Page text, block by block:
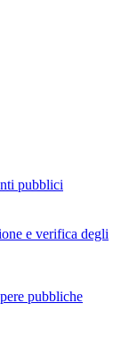
pubblici
e verifica degli
pubbliche